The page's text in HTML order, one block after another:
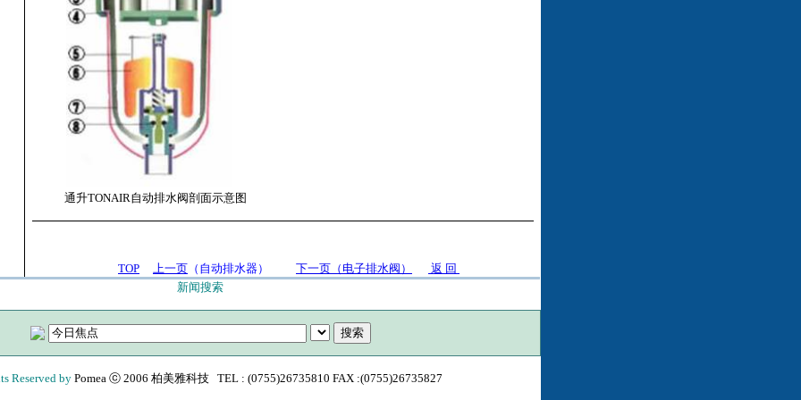
通升TONAIR自动排水阀剖面示意图
TOP 上一页 （自动排水器） 下一页（电子排水阀）
返 回
新闻搜索
Reserved by Pomeaⓒ 2006 柏美雅科技 TEL : (0755)26735810 FAX :(0755)26735827